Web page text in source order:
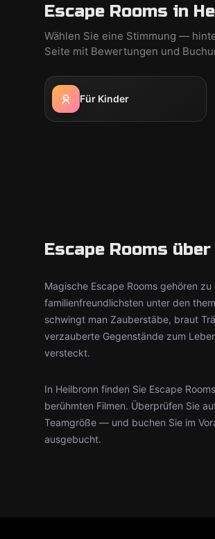
Escape Rooms in
Wählen Sie eine Stimmung —
Seite mit Bewertungen und
Für Kinder
Escape Rooms
Magische Escape Rooms gehören
familienfreundlichsten unter den
schwingt man Zauberstäbe, braut
verzauberte Gegenstände zum
versteckt.
In Heilbronn finden Sie Escape
berühmten Filmen. Überprüfen Sie
Teamgröße — und buchen Sie im
ausgebucht.